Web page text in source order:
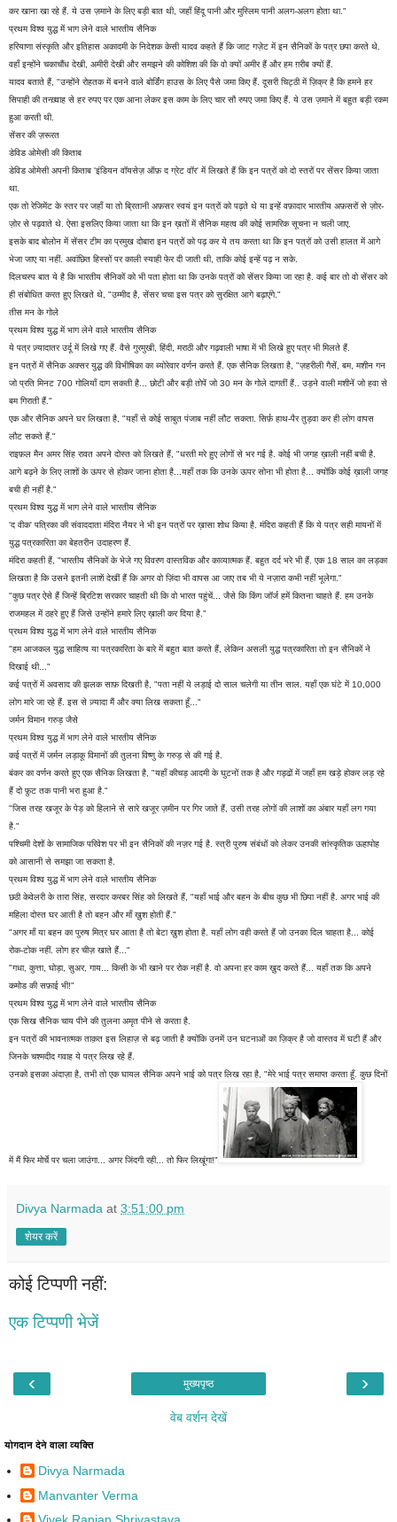
कर खाना खा रहे हैं. ये उस ज़माने के लिए बड़ी बात थी, जहाँ हिंदू पानी और मुस्लिम पानी अलग-अलग होता था."
प्रथम विश्व युद्ध में भाग लेने वाले भारतीय सैनिक
हरियाणा संस्कृति और इतिहास अकादमी के निदेशक केसी यादव कहते हैं कि जाट गज़ेट में इन सैनिकों के पत्र छपा करते थे.
वहाँ इन्होंने चकाचौंध देखी, अमीरी देखी और समझने की कोशिश की कि वो क्यों अमीर हैं और हम ग़रीब क्यों हैं.
यादव बताते हैं, "उन्होंने रोहतक में बनने वाले बोर्डिंग हाउस के लिए पैसे जमा किए हैं. दूसरी चिट्ठी में ज़िक्र है कि हमने हर
सिपाही की तन्ख़्वाह से हर रुपए पर एक आना लेकर इस काम के लिए चार सौ रुपए जमा किए हैं. ये उस ज़माने में बहुत बड़ी रकम
हुआ करती थी.
सेंसर की ज़रूरत
डेविड ओमेसी की किताब
डेविड ओमेसी अपनी किताब 'इंडियन वॉयसेज़ ऑफ़ द ग्रेट वॉर' में लिखते हैं कि इन पत्रों को दो स्तरों पर सेंसर किया जाता
था.
एक तो रेजिमेंट के स्तर पर जहाँ या तो ब्रितानी अफ़सर स्वयं इन पत्रों को पढ़ते थे या इन्हें वफ़ादार भारतीय अफ़सरों से ज़ोर-
ज़ोर से पढ़वाते थे. ऐसा इसलिए किया जाता था कि इन ख़तों में सैनिक महत्व की कोई सामरिक सूचना न चली जाए.
इसके बाद बोलोन में सेंसर टीम का प्रमुख दोबारा इन पत्रों को पढ़ कर ये तय करता था कि इन पत्रों को उसी हालत में आगे
भेजा जाए या नहीं. अवांछित हिस्सों पर काली स्याही फेर दी जाती थी, ताकि कोई इन्हें पढ़ न सके.
दिलचस्प बात ये है कि भारतीय सैनिकों को भी पता होता था कि उनके पत्रों को सेंसर किया जा रहा है. कई बार तो वो सेंसर को
ही संबोधित करत हुए लिखते थे, "उम्मीद है, सेंसर चचा इस पत्र को सुरक्षित आगे बढ़ाएंगे."
तीस मन के गोले
प्रथम विश्व युद्ध में भाग लेने वाले भारतीय सैनिक
ये पत्र ज़्यादातर उर्दू में लिखे गए हैं. वैसे गुरमुखी, हिंदी, मराठी और गढ़वाली भाषा में भी लिखे हुए पत्र भी मिलते हैं.
इन पत्रों में सैनिक अक्सर युद्ध की विभीषिका का ब्योरेवार वर्णन करते हैं. एक सैनिक लिखता है, "ज़हरीली गैसें, बम, मशीन गन
जो प्रति मिनट 700 गोलियाँ दाग सकती है... छोटी और बड़ी तोपें जो 30 मन के गोले दागतीं हैं.. उड़ने वाली मशीनें जो हवा से
बम गिराती हैं."
एक और सैनिक अपने घर लिखता है, "यहाँ से कोई साबुत पंजाब नहीं लौट सकता. सिर्फ़ हाथ-पैर तुड़वा कर ही लोग वापस
लौट सकते हैं."
राइफ़ल मैन अमर सिंह रावत अपने दोस्त को लिखते हैं, "धरती मरे हुए लोगों से भर गई है. कोई भी जगह ख़ाली नहीं बची है.
आगे बढ़ने के लिए लाशों के ऊपर से होकर जाना होता है...यहाँ तक कि उनके ऊपर सोना भी होता है... क्योंकि कोई ख़ाली जगह
बची ही नहीं है."
प्रथम विश्व युद्ध में भाग लेने वाले भारतीय सैनिक
'द वीक' पत्रिका की संवाददाता मंदिरा नैयर ने भी इन पत्रों पर ख़ासा शोध किया है. मंदिरा कहती हैं कि ये पत्र सही मायनों में
युद्ध पत्रकारिता का बेहतरीन उदाहरण हैं.
मंदिरा कहती हैं, "भारतीय सैनिकों के भेजे गए विवरण वास्तविक और काव्यात्मक हैं. बहुत दर्द भरे भी हैं. एक 18 साल का लड़का
लिखता है कि उसने इतनी लाशें देखीं हैं कि अगर वो ज़िंदा भी वापस आ जाए तब भी ये नज़ारा कभी नहीं भूलेगा."
"कुछ पत्र ऐसे हैं जिन्हें ब्रिटिश सरकार चाहती थी कि वो भारत पहुंचें... जैसे कि किंग जॉर्ज हमें कितना चाहते हैं. हम उनके
राजमहल में ठहरे हुए हैं जिसे उन्होंने हमारे लिए ख़ाली कर दिया है."
प्रथम विश्व युद्ध में भाग लेने वाले भारतीय सैनिक
"हम आजकल युद्ध साहित्य या पत्रकारिता के बारे में बहुत बात करते हैं, लेकिन असली युद्ध पत्रकारिता तो इन सैनिकों ने
दिखाई थी..."
कई पत्रों में अवसाद की झलक साफ़ दिखती है, "पता नहीं ये लड़ाई दो साल चलेगी या तीन साल. यहाँ एक घंटे में 10,000
लोग मारे जा रहे हैं. इस से ज़्यादा मैं और क्या लिख सकता हूँ..."
जर्मन विमान गरुड़ जैसे
प्रथम विश्व युद्ध में भाग लेने वाले भारतीय सैनिक
कई पत्रों में जर्मन लड़ाकू विमानों की तुलना विष्णु के गरुड़ से की गई है.
बंकर का वर्णन करते हुए एक सैनिक लिखता है, "यहाँ कीचड़ आदमी के घुटनों तक है और गड्ढों में जहाँ हम खड़े होकर लड़ रहे
हैं दो फ़ुट तक पानी भरा हुआ है."
"जिस तरह खजूर के पेड़ को हिलाने से सारे खजूर ज़मीन पर गिर जाते हैं, उसी तरह लोगों की लाशों का अंबार यहाँ लग गया
है."
पश्चिमी देशों के सामाजिक परिवेश पर भी इन सैनिकों की नज़र गई है. स्त्री पुरुष संबंधों को लेकर उनकी सांस्कृतिक ऊहापोह
को आसानी से समझा जा सकता है.
प्रथम विश्व युद्ध में भाग लेने वाले भारतीय सैनिक
छठी केवेलरी के तारा सिंह, सरदार करबर सिंह को लिखते हैं, "यहाँ भाई और बहन के बीच कुछ भी छिपा नहीं है. अगर भाई की
महिला दोस्त घर आती है तो बहन और माँ ख़ुश होती हैं."
"अगर माँ या बहन का पुरुष मित्र घर आता है तो बेटा ख़ुश होता है. यहाँ लोग वही करते हैं जो उनका दिल चाहता है... कोई
रोक-टोक नहीं. लोग हर चीज़ खाते हैं..."
"गधा, कुत्ता, घोड़ा, सुअर, गाय... किसी के भी खाने पर रोक नहीं है. वो अपना हर काम ख़ुद करते हैं... यहाँ तक कि अपने
कमोड की सफ़ाई भी!"
प्रथम विश्व युद्ध में भाग लेने वाले भारतीय सैनिक
एक सिख सैनिक चाय पीने की तुलना अमृत पीने से करता है.
इन पत्रों की भावनात्मक ताक़त इस लिहाज़ से बढ़ जाती है क्योंकि उनमें उन घटनाओं का ज़िक्र है जो वास्तव में घटी हैं और
जिनके चश्मदीद गवाह ये पत्र लिख रहे हैं.
उनको इसका अंदाज़ा है, तभी तो एक घायल सैनिक अपने भाई को पत्र लिख रहा है, "मेरे भाई पत्र समाप्त करता हूँ. कुछ दिनों
में मैं फिर मोर्चे पर चला जाउंगा... अगर जिंदगी रही... तो फिर लिखूंगा!"
Divya Narmada at 3:51:00 pm
शेयर करें
कोई टिप्पणी नहीं:
एक टिप्पणी भेजें
‹ ›
मुख्यपृष्ठ
वेब वर्शन देखें
योगदान देने वाला व्यक्ति
Divya Narmada
Manvanter Verma
Vivek Ranjan Shrivastava